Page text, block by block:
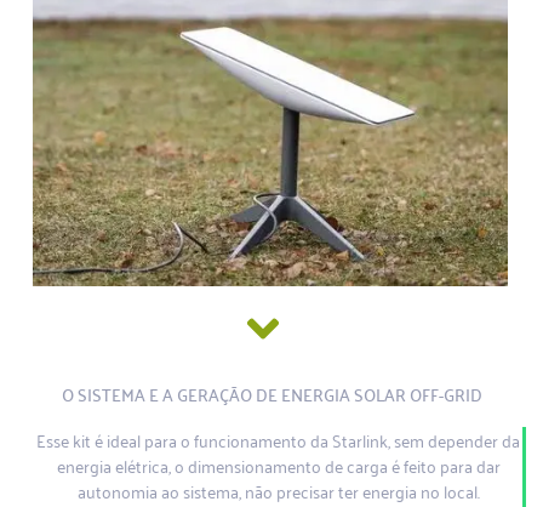
O SISTEMA E A GERAÇÃO DE ENERGIA SOLAR OFF-GRID
Esse kit é ideal para o funcionamento da Starlink, sem depender da
energia elétrica, o dimensionamento de carga é feito para dar
autonomia ao sistema, não precisar ter energia no local.